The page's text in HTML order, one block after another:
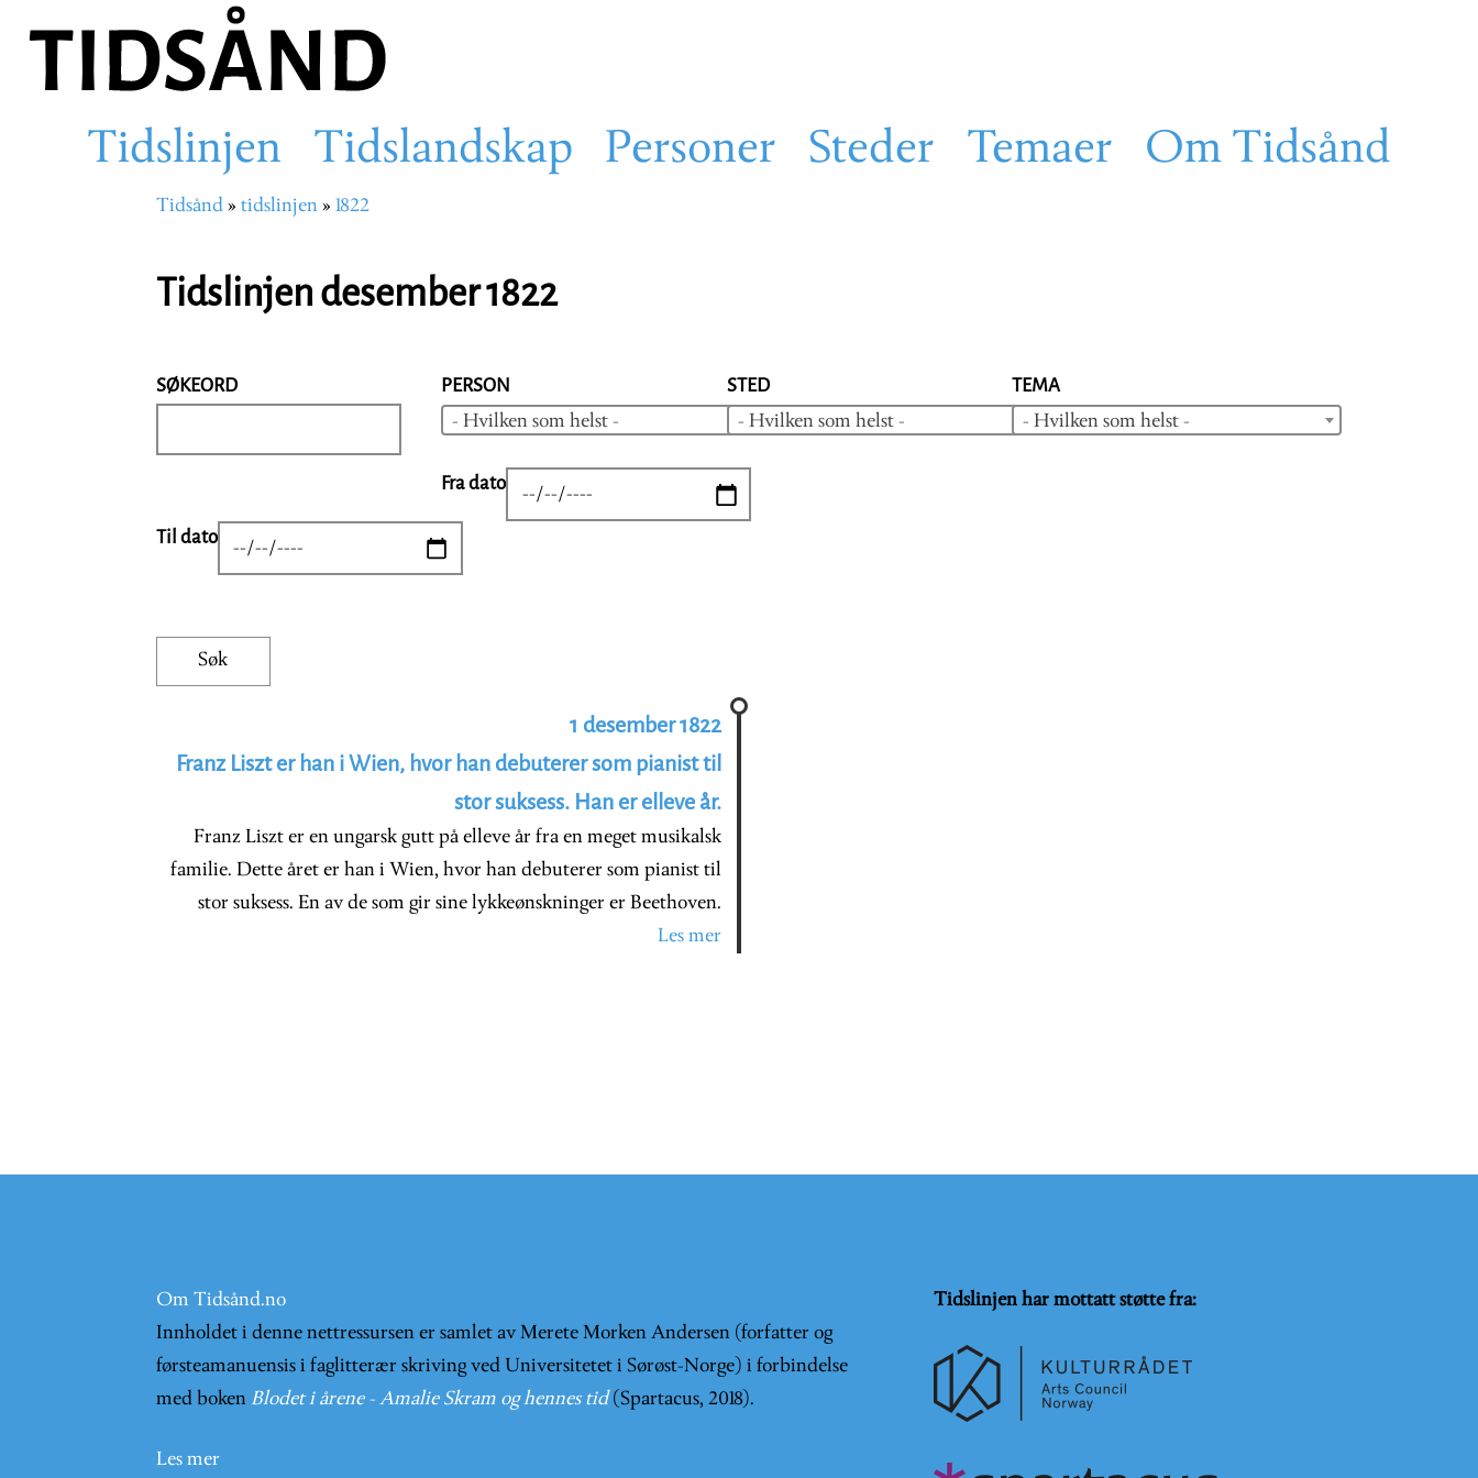
hovedinnhold
Main
navigation
Tidslinjen Tidslandskap Personer Steder Temaer Om Tidsånd
Navigasjonssti
Tidsånd tidslinjen 1822
Tidslinjen desember 1822
SØKEORD
PERSON
- Hvilken som helst -
STED
- Hvilken som helst -
TEMA
- Hvilken som helst -
Fra dato DATE
Til dato DATE
1 desember 1822
Franz Liszt er han i Wien, hvor han debuterer som pianist til
stor suksess. Han er elleve år.
Franz Liszt er en ungarsk gutt på elleve år fra en meget musikalsk
familie. Dette året er han i Wien, hvor han debuterer som pianist til
stor suksess. En av de som gir sine lykkeønskninger er Beethoven.
Les mer
Om Tidsånd.no
Innholdet i denne nettressursen er samlet av Merete Morken Andersen (forfatter og
førsteamanuensis i faglitterær skriving ved Universitetet i Sørøst-Norge) i forbindelse
med boken Blodet i årene - Amalie Skram og hennes tid (Spartacus, 2018).
Les mer
Tidslinjen har mottatt støtte fra: